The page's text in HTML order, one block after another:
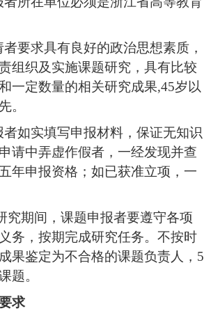
求具有良好的政治思想素质，
组织及实施课题研究，具有比较
一定数量的相关研究成果,45岁以
。
实填写申报材料，保证无知识
请中弄虚作假者，一经发现并查
年申报资格；如已获准立项，一
究期间，课题申报者要遵守各项
务，按期完成研究任务。不按时
果鉴定为不合格的课题负责人， 5
题。
求